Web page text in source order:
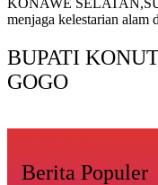
KONAWE
menjaga kelestarian alam
BUPATI
GOGO
Berita Populer